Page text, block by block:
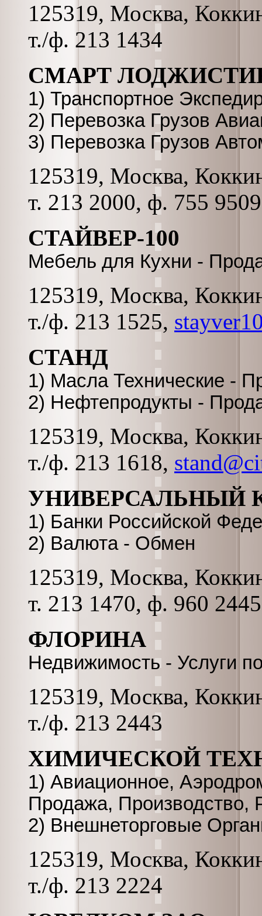
125319, Москва,
т./ф. 213 1434
СМАРТ
1) Транспортное
2) Перевозка Грузов
3) Перевозка Грузов
125319, Москва,
т. 213 2000, ф. 755 9509
СТАЙВЕР-100
Мебель для Кухни -
125319, Москва,
т./ф. 213 1525,
СТАНД
1) Масла Технические -
2) Нефтепродукты -
125319, Москва,
т./ф. 213 1618,
УНИВЕРСАЛЬНЫЙ
1) Банки Российской
2) Валюта - Обмен
125319, Москва,
т. 213 1470, ф. 960 2445
ФЛОРИНА
Недвижимость - Услуги
125319, Москва,
т./ф. 213 2443
ХИМИЧЕСКОЙ
1) Авиационное,
Продажа, Производство,
2) Внешнеторговые
125319, Москва,
т./ф. 213 2224